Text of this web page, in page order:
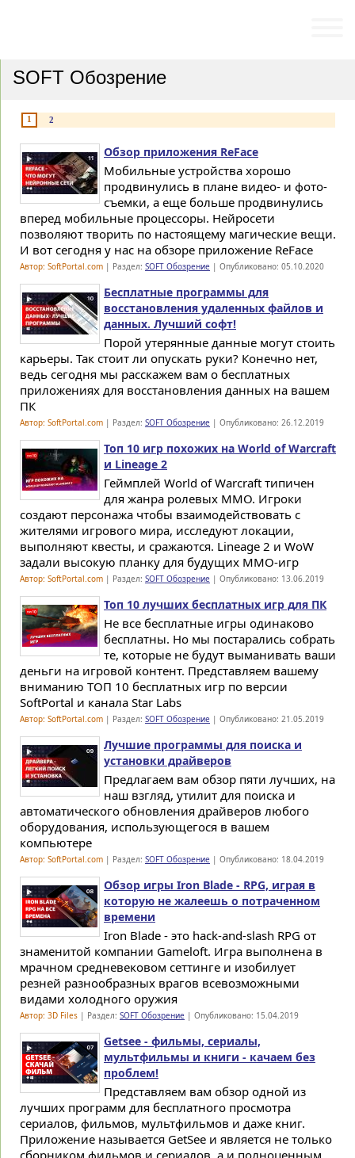
SOFT Обозрение
1 2
Обзор приложения ReFace
Мобильные устройства хорошо
продвинулись в плане видео- и фото-
съемки, а еще больше продвинулись
вперед мобильные процессоры. Нейросети
позволяют творить по настоящему магические вещи.
И вот сегодня у нас на обзоре приложение ReFace
Автор: SoftPortal.com | Раздел: SOFT Обозрение | Опубликовано: 05.10.2020
Бесплатные программы для
восстановления удаленных файлов и
данных. Лучший софт!
Порой утерянные данные могут стоить
карьеры. Так стоит ли опускать руки? Конечно нет,
ведь сегодня мы расскажем вам о бесплатных
приложениях для восстановления данных на вашем
ПК
Автор: SoftPortal.com | Раздел: SOFT Обозрение | Опубликовано: 26.12.2019
Топ 10 игр похожих на World of Warcraft
и Lineage 2
Геймплей World of Warcraft типичен
для жанра ролевых MMO. Игроки
создают персонажа чтобы взаимодействовать с
жителями игрового мира, исследуют локации,
выполняют квесты, и сражаются. Lineage 2 и WoW
задали высокую планку для будущих MMO-игр
Автор: SoftPortal.com | Раздел: SOFT Обозрение | Опубликовано: 13.06.2019
Топ 10 лучших бесплатных игр для ПК
Не все бесплатные игры одинаково
бесплатны. Но мы постарались собрать
те, которые не будут выманивать ваши
деньги на игровой контент. Представляем вашему
вниманию ТОП 10 бесплатных игр по версии
SoftPortal и канала Star Labs
Автор: SoftPortal.com | Раздел: SOFT Обозрение | Опубликовано: 21.05.2019
Лучшие программы для поиска и
установки драйверов
Предлагаем вам обзор пяти лучших, на
наш взгляд, утилит для поиска и
автоматического обновления драйверов любого
оборудования, использующегося в вашем
компьютере
Автор: SoftPortal.com | Раздел: SOFT Обозрение | Опубликовано: 18.04.2019
Обзор игры Iron Blade - RPG, играя в
которую не жалеешь о потраченном
времени
Iron Blade - это hack-and-slash RPG от
знаменитой компании Gameloft. Игра выполнена в
мрачном средневековом сеттинге и изобилует
резней разнообразных врагов всевозможными
видами холодного оружия
Автор: 3D Files | Раздел: SOFT Обозрение | Опубликовано: 15.04.2019
Getsee - фильмы, сериалы,
мультфильмы и книги - качаем без
проблем!
Представляем вам обзор одной из
лучших программ для бесплатного просмотра
сериалов, фильмов, мультфильмов и даже книг.
Приложение называется GetSee и является не только
сборником фильмов и сериалов, а и полноценным